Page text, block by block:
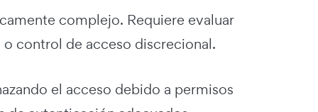
complejo. Requiere evaluar
control de acceso discrecional.
el acceso debido a permisos